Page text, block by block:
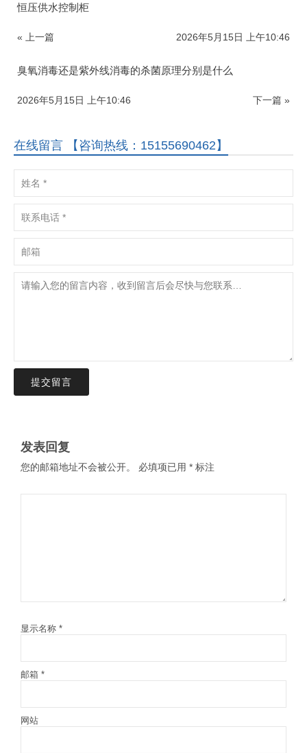
恒压供水控制柜
« 上一篇 2026年5月15日 上午10:46
臭氧消毒还是紫外线消毒的杀菌原理分别是什么
下一篇 »
2026年5月15日 上午10:46
在线留言 【咨询热线：15155690462】
提交留言
发表回复
您的邮箱地址不会被公开。 必填项已用 * 标注
显示名称 *
邮箱 *
网站